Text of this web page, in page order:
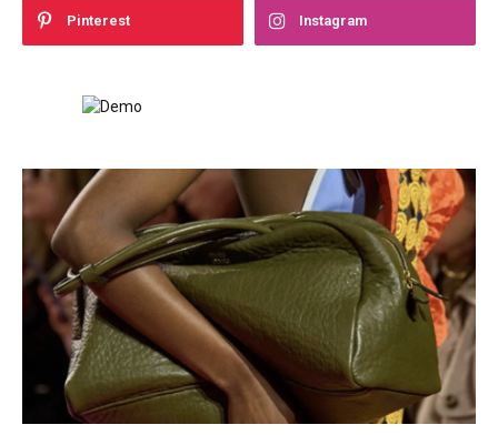
Pinterest Instagram